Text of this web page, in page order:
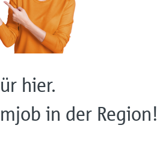
hier.
in der Region!